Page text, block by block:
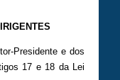
Presidente e dos
17 e 18 da Lei